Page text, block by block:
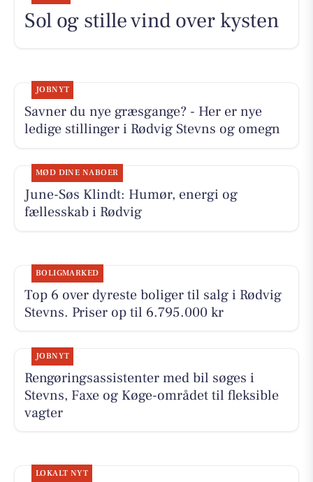
Sol og stille vind over kysten
JOBNYT
Savner du nye græsgange? - Her er nye
ledige stillinger i Rødvig Stevns og omegn
MØD DINE NABOER
June-Søs Klindt: Humør, energi og
fællesskab i Rødvig
BOLIGMARKED
Top 6 over dyreste boliger til salg i Rødvig
Stevns. Priser op til 6.795.000 kr
JOBNYT
Rengøringsassistenter med bil søges i
Stevns, Faxe og Køge-området til fleksible
vagter
LOKALT NYT